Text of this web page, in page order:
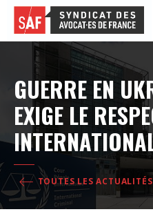
GUERRE EN
EXIGE LE
TOUTES LES ACTUALITÉS